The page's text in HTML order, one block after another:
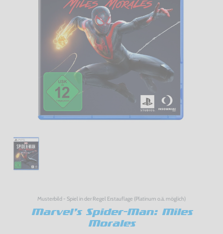
Musterbild - Spiel in der Regel Erstauflage (Platinum o.ä. möglich)
Marvel’s Spider-Man: Miles
Morales